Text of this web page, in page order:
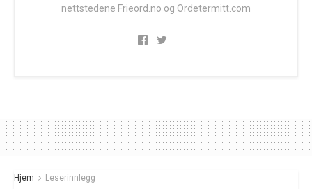
nettstedene Frieord.no og Ordetermitt.com
Hjem Leserinnlegg